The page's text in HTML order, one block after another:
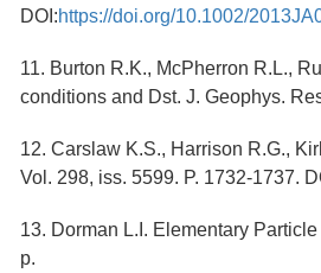
DOI:https://doi.org/10.1002/
11. Burton R.K., McPherron R.L.,
conditions and Dst. J. Geophys.
12. Carslaw K.S., Harrison R.G.,
Vol. 298, iss. 5599. P. 1732-1737.
13. Dorman L.I. Elementary
p.